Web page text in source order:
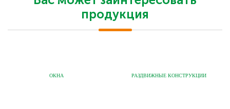
продукция
ОКНА РАЗДВИЖНЫЕ КОНСТРУКЦИИ